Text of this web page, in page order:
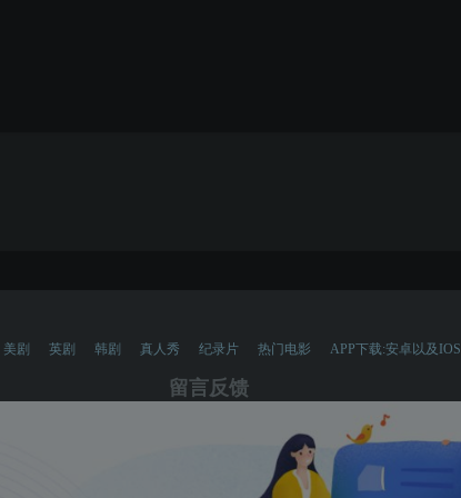
美剧 英剧 韩剧 真人秀 纪录片 热门电影 APP下载:安卓以及IOS
留言反馈